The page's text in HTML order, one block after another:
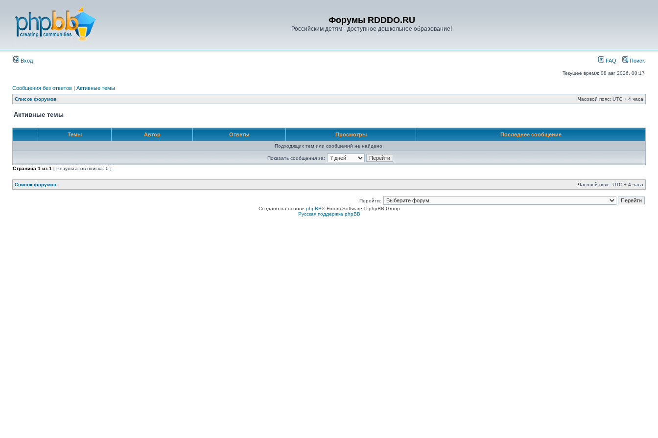
Форумы RDDDO.RU
Российским детям - доступное дошкольное образование!
Вход FAQ Поиск
Текущее время: 08 авг 2026, 00:17
Сообщения без ответов | Активные темы
Список форумов Часовой пояс: UTC + 4 часа
Активные темы
Темы Автор Ответы Просмотры Последнее сообщение
Подходящих тем или сообщений не найдено.
Показать сообщения за:
Страница 1 из 1 [ Результатов поиска: 0 ]
Список форумов Часовой пояс: UTC + 4 часа
Перейти:
Создано на основе phpBB® Forum Software © phpBB Group
Русская поддержка phpBB